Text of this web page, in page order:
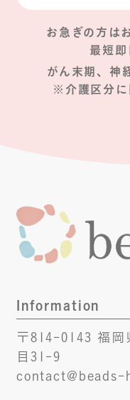
お急ぎの方は
最短即
がん末期、神
※介護区分に
Information
〒814-0143 福岡
目31-9
contact@beads-